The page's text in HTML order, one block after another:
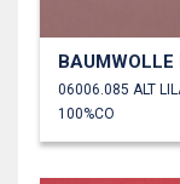
06006.085 ALT
100%CO